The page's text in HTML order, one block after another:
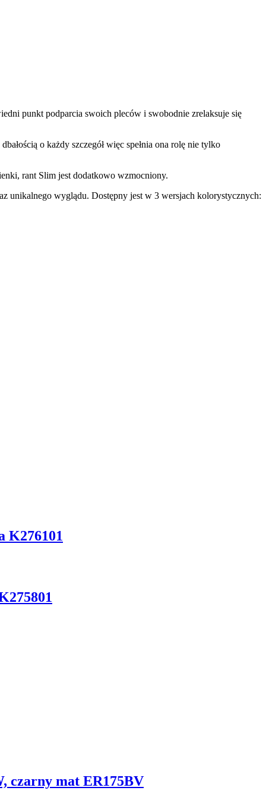
punkt podparcia swoich pleców i swobodnie zrelaksuje się
o każdy szczegół więc spełnia ona rolę nie tylko
rant Slim jest dodatkowo wzmocniony.
unikalnego wyglądu. Dostępny jest w 3 wersjach kolorystycznych:
K276101
czarny mat ER175BV